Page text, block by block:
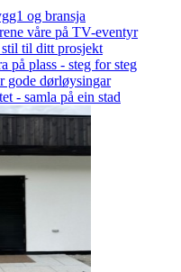
og bransja
våre på TV-eventyr
til ditt prosjekt
på plass - steg for steg
gode dørløysingar
- samla på ein stad